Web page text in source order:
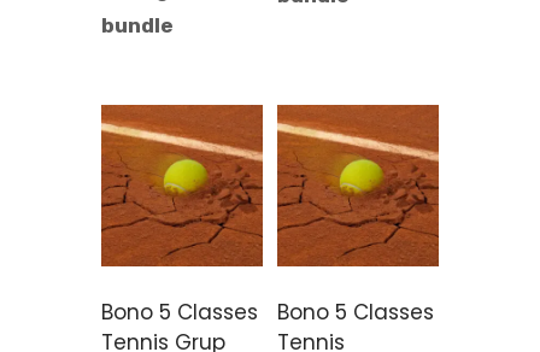
bundle
Bono 5 Classes
Tennis Grup
Bono 5 Classes
Tennis